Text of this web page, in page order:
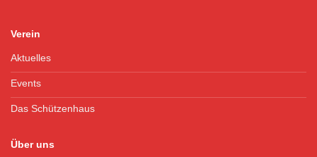
Verein
Aktuelles
Events
Das Schützenhaus
Über uns